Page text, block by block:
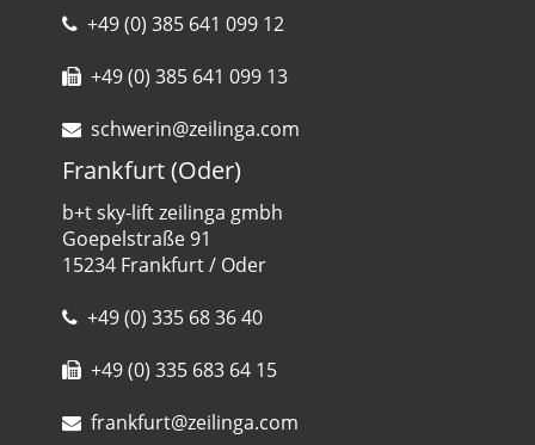
+49 (0) 385 641 099 12
+49 (0) 385 641 099 13
schwerin@zeilinga.com
Frankfurt (Oder)
b+t sky-lift zeilinga gmbh
Goepelstraße 91
15234 Frankfurt / Oder
+49 (0) 335 68 36 40
+49 (0) 335 683 64 15
frankfurt@zeilinga.com